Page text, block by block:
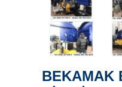
BEKAMAK